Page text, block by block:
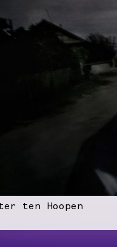
ten Hoopen